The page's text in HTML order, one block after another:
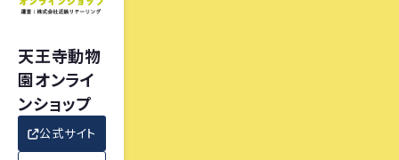
天王寺動物
園オンライ
ンショップ
公式サイト